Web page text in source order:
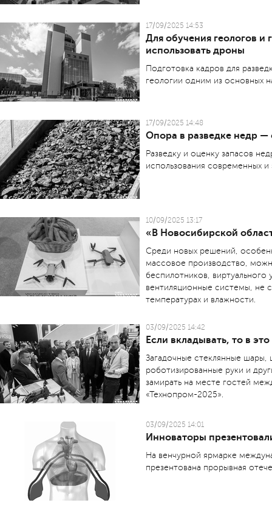
17/09/2025 14:53
Для обучения геологов и
использовать дроны
Подготовка кадров для
геологии одним из основных
17/09/2025 14:48
Опора в разведке недр —
Разведку и оценку запасов
использования современных
10/09/2025 13:17
«В Новосибирской
Среди новых решений,
массовое производство,
беспилотников,
вентиляционные системы, не
температурах и влажности.
03/09/2025 14:42
Если вкладывать, то в это
Загадочные стеклянные
роботизированные руки и
замирать на месте гостей
«Технопром-2025».
03/09/2025 14:01
Инноваторы
На венчурной ярмарке
презентована прорывная